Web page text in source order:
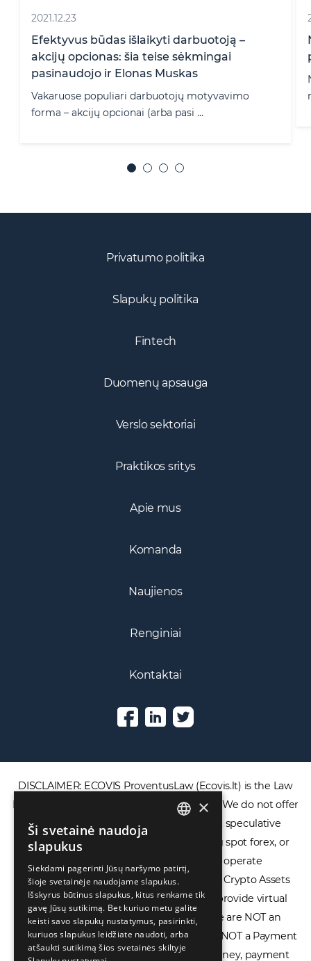
2020.06.19
Nuo rugpjūčio 1 d. įsigalioja Darbo kodekso
pakeitimai
Nuo 2020 m. rugpjūčio 1 d. įsigalios Darbo kodekso
normų pakeitimai. ECOVIS ...
Firm and NOT a financial services provider. We do not offer
or provide access to securities, complex speculative
financial products including CFDs, rolling spot forex, or
financial spread betting. We do not operate
cryptocurrency exchanges, we are NOT a Crypto Assets
Service Provider (CASP), and we do not provide virtual
assets software or hardware wallets. We are NOT an
Electronic Money Institution (EMI), we are NOT a Payment
Institution (PI), and we do not issue e-money, payment
services, or IBAN accounts. Our services are strictly limited
РУССКИЙ
中文（简体
×
Ši svetainė naudoja
slapukus
Siekdami pagerinti Jūsų naršymo patirtį,
šioje svetainėje naudojame slapukus.
Išskyrus būtinus slapukus, kitus renkame tik
gavę Jūsų sutikimą. Bet kuriuo metu galite
keisti savo slapukų nustatymus, pasirinkti,
kuriuos slapukus leidžiate naudoti, arba
atšaukti sutikimą šios svetainės skiltyje